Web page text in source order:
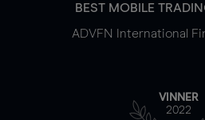
BEST MOBILE
ADVFN International
VINNER
2022